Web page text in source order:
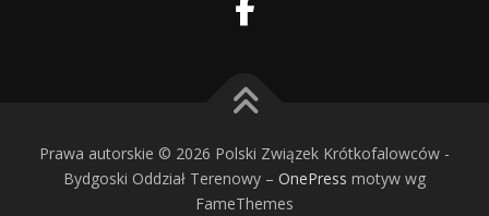
Prawa autorskie © 2026 Polski Związek Krótkofalowców -
Bydgoski Oddział Terenowy – OnePress motyw wg
FameThemes